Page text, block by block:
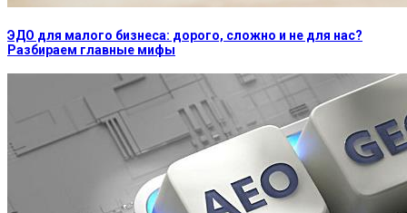
ЭДО для малого бизнеса: дорого, сложно и не для нас?
Разбираем главные мифы